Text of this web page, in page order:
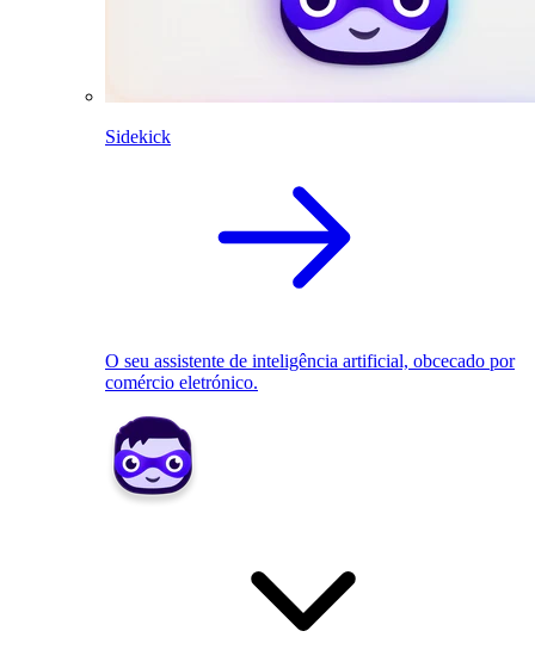
Sidekick
O seu assistente de inteligência artificial, obcecado por
comércio eletrónico.